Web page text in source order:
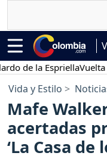
la EspriellaVuelta a
Vida y Estilo
Mafe
acertadas
‘La Casa de